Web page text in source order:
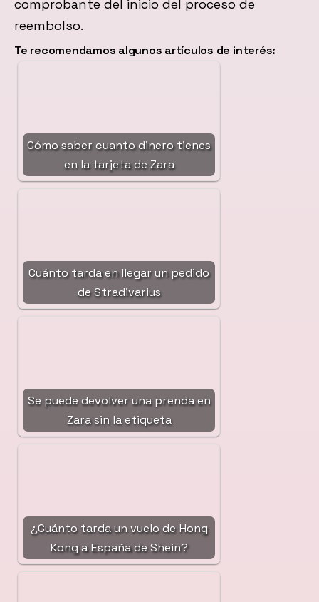
comprobante del inicio del proceso de
reembolso.
Te recomendamos algunos artículos de interés:
Cómo saber cuanto dinero tienes
en la tarjeta de Zara
Cuánto tarda en llegar un pedido
de Stradivarius
Se puede devolver una prenda en
Zara sin la etiqueta
¿Cuánto tarda un vuelo de Hong
Kong a España de Shein?